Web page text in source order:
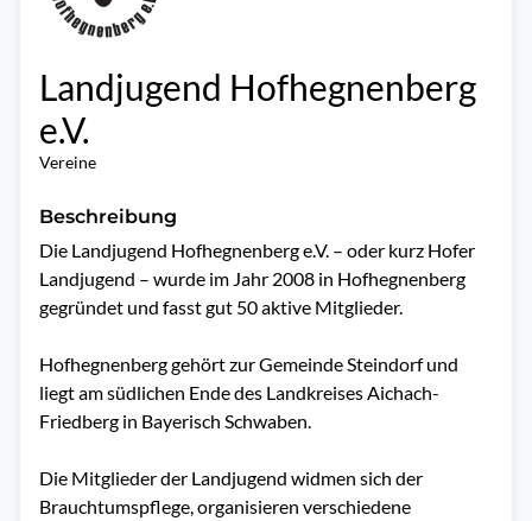
Landjugend Hofhegnenberg
e.V.
Vereine
Beschreibung
Die Landjugend Hofhegnenberg e.V. – oder kurz Hofer
Landjugend – wurde im Jahr 2008 in Hofhegnenberg
gegründet und fasst gut 50 aktive Mitglieder.
Hofhegnenberg gehört zur Gemeinde Steindorf und
liegt am südlichen Ende des Landkreises Aichach-
Friedberg in Bayerisch Schwaben.
Die Mitglieder der Landjugend widmen sich der
Brauchtumspflege, organisieren verschiedene